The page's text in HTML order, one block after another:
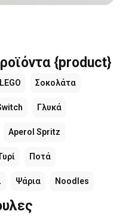
{product}
LEGO Σοκολάτα
Γλυκά
Aperol Spritz
Ποτά
Ψάρια Noodles